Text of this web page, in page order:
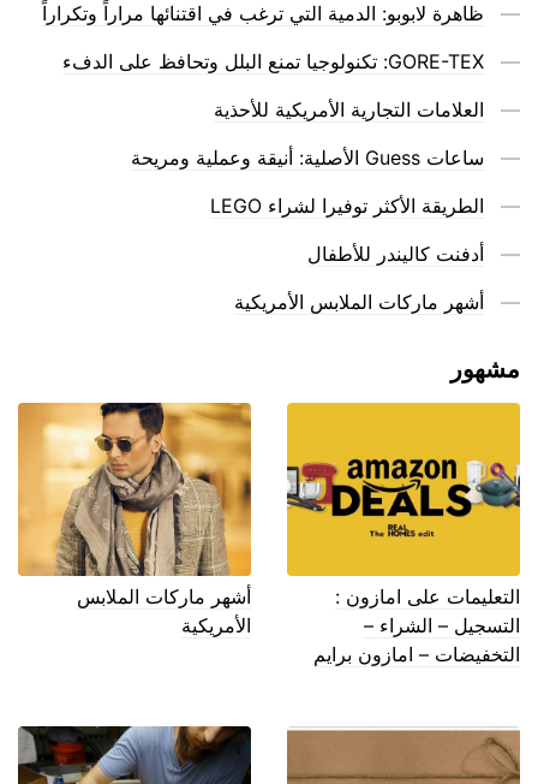
ظاهرة لابوبو: الدمية التي ترغب في اقتنائها مراراً وتكراراً
GORE-TEX: تكنولوجيا تمنع البلل وتحافظ على الدفء
العلامات التجارية الأمريكية للأحذية
ساعات Guess الأصلية: أنيقة وعملية ومريحة
الطريقة الأكثر توفيرا لشراء LEGO
أدفنت كاليندر للأطفال
أشهر ماركات الملابس الأمريكية
مشهور
التعليمات على امازون :
التسجيل – الشراء –
التخفيضات – امازون برايم
أشهر ماركات الملابس
الأمريكية